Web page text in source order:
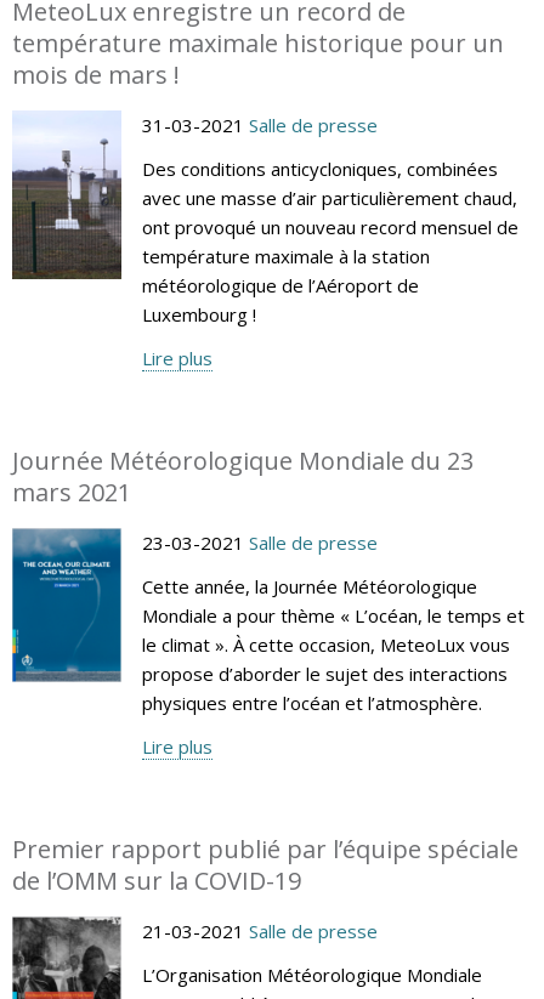
MeteoLux enregistre un record de
température maximale historique pour un
mois de mars !
31-03-2021 Salle de presse
Des conditions anticycloniques, combinées
avec une masse d’air particulièrement chaud,
ont provoqué un nouveau record mensuel de
température maximale à la station
météorologique de l’Aéroport de
Luxembourg !
Lire plus
Journée Météorologique Mondiale du 23
mars 2021
23-03-2021 Salle de presse
Cette année, la Journée Météorologique
Mondiale a pour thème « L’océan, le temps et
le climat ». À cette occasion, MeteoLux vous
propose d’aborder le sujet des interactions
physiques entre l’océan et l’atmosphère.
Lire plus
Premier rapport publié par l’équipe spéciale
de l’OMM sur la COVID-19
21-03-2021 Salle de presse
L’Organisation Météorologique Mondiale